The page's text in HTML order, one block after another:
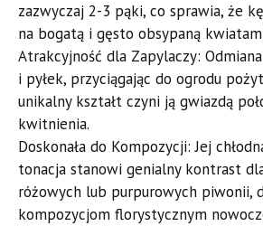
zazwyczaj 2-3 pąki, co sprawia, że
na bogatą i gęsto obsypaną
​Atrakcyjność dla Zapylaczy:
i pyłek, przyciągając do ogrodu
unikalny kształt czyni ją gwiazdą
kwitnienia.
​Doskonała do Kompozycji: Jej
tonacja stanowi genialny kontrast
różowych lub purpurowych piwonii,
kompozycjom florystycznym